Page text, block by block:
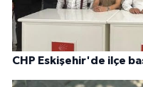
CHP Eskişehir'de ilçe